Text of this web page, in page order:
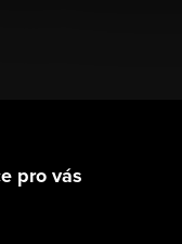
pro vás